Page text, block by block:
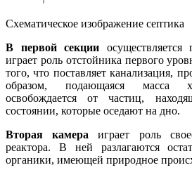
Схематическое изображение септика
В первой секции осуществляется
играет роль отстойника первого
того, что поставляет канализация,
образом, подающаяся масса
освобождается от частиц,
состоянии, которые оседают на дно.
Вторая камера играет роль
реактора. В ней разлагаются
органики, имеющей природное